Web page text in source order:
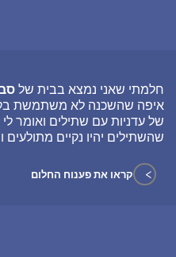
חלמתי שאני נמצא בבית של
איפה שהשכנה לא משתמשת
של עדניות עם שתילים ואומר
שהשתילים יהיו נקיים מתולעים
> קראו את פענוח החלום